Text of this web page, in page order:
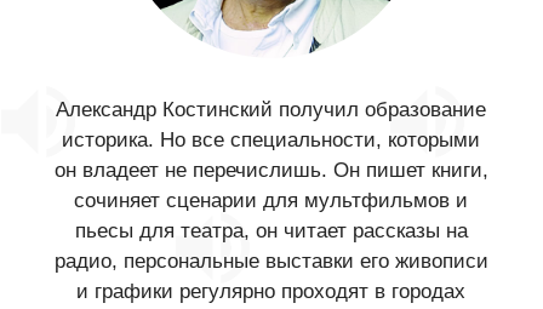
Александр Костинский получил образование
историка. Но все специальности, которыми
он владеет не перечислишь. Он пишет книги,
сочиняет сценарии для мультфильмов и
пьесы для театра, он читает рассказы на
радио, персональные выставки его живописи
и графики регулярно проходят в городах